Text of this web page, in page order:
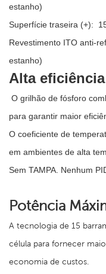
estanho)
Superfície traseira (+):
Revestimento ITO anti-
estanho)
Alta
O grilhão de fósforo
para garantir maior
O coeficiente de
em ambientes de alta
Sem TAMPA. Nenhum
Potência
A tecnologia de 15
célula para fornecer
economia de custos.